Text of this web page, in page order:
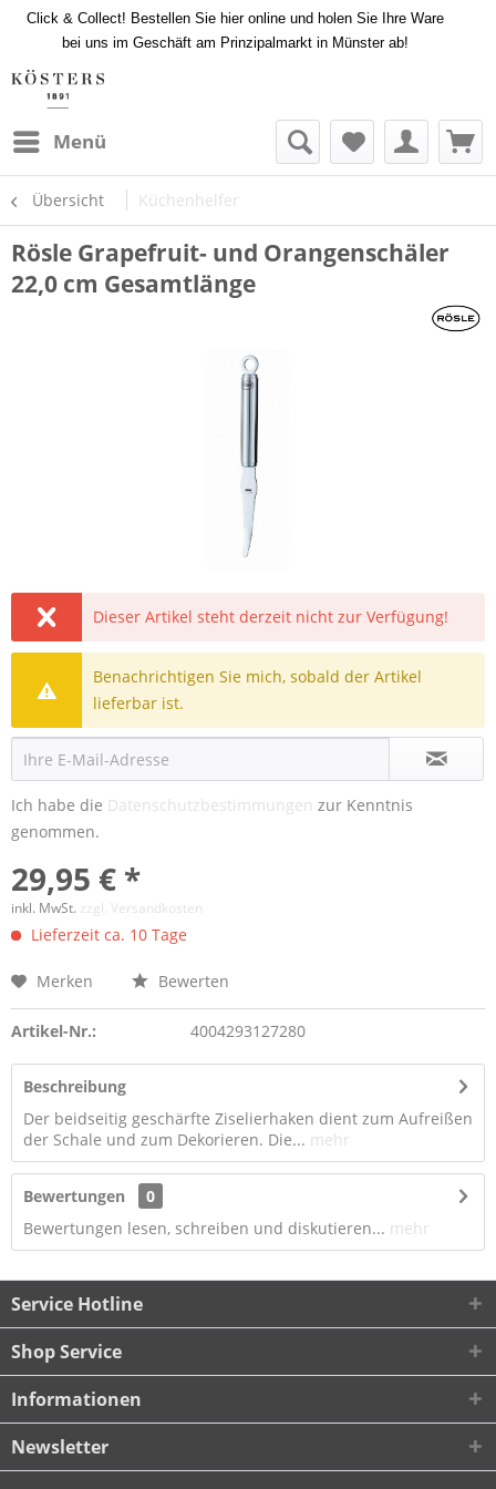
Click & Collect! Bestellen Sie hier online und holen Sie Ihre Ware
bei uns im Geschäft am Prinzipalmarkt in Münster ab!
Menü
Übersicht Küchenhelfer
Rösle Grapefruit- und Orangenschäler
22,0 cm Gesamtlänge
Dieser Artikel steht derzeit nicht zur Verfügung!
Benachrichtigen Sie mich, sobald der Artikel
lieferbar ist.
Ich habe die Datenschutzbestimmungen zur Kenntnis
genommen.
29,95 € *
inkl. MwSt. zzgl. Versandkosten
Lieferzeit ca. 10 Tage
Merken Bewerten
Artikel-Nr.: 4004293127280
Beschreibung
Der beidseitig geschärfte Ziselierhaken dient zum Aufreißen
der Schale und zum Dekorieren. Die... mehr
Bewertungen
0
Bewertungen lesen, schreiben und diskutieren... mehr
Service Hotline
Shop Service
Informationen
Newsletter